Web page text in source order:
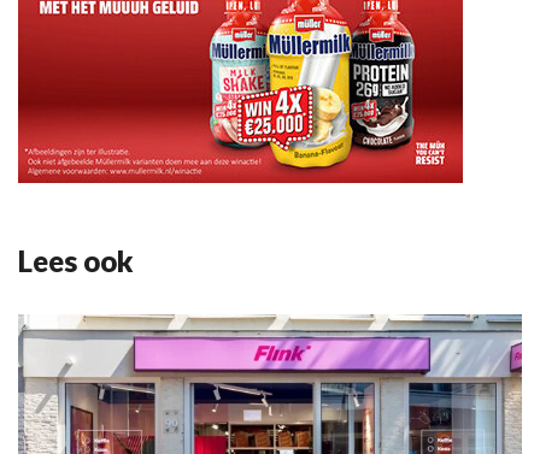
Lees ook